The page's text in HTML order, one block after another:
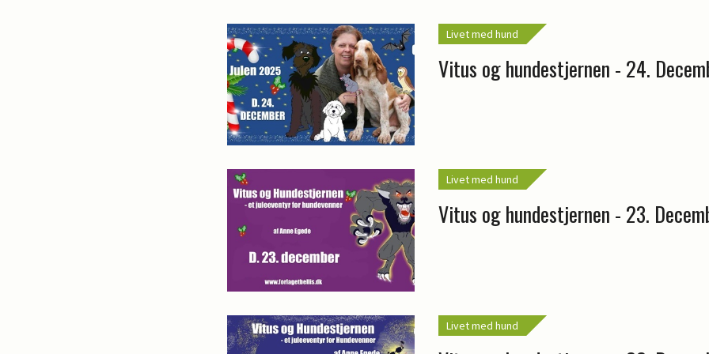
Livet med hund
Vitus og hundestjernen - 24.
Livet med hund
Vitus og hundestjernen - 23.
Livet med hund